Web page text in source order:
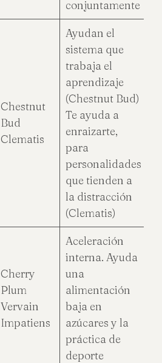
conjuntamente
Chestnut
Bud
Clematis
Ayudan el
sistema que
trabaja el
aprendizaje
(Chestnut Bud)
Te ayuda a
enraizarte,
para
personalidades
que tienden a
la distracción
(Clematis)
Cherry
Plum
Vervain
Impatiens
Aceleración
interna. Ayuda
una
alimentación
baja en
azúcares y la
práctica de
deporte